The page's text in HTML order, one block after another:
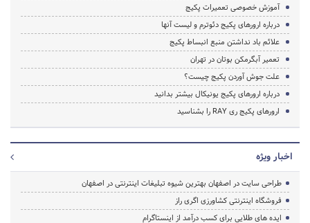
آموزش خصوصی تعمیرات پکیج
درباره ارورهای پکیج دئوترم و لیست آنها
علائم باد نداشتن منبع انبساط پکیج
تعمیر آبگرمکن بوتان در تهران
علت جوش آوردن پکیج چیست؟
درباره ارورهای پکیج یونیکال بیشتر بدانید
ارورهای پکیج ری RAY را بشناسید
اخبار ویژه
طراحی سایت در اصفهان بهترین شیوه تبلیغات اینترنتی در اصفهان
فروشگاه اینترنتی کشاورزی اگری راز
ایده های طلایی برای کسب درآمد از اینستاگرام